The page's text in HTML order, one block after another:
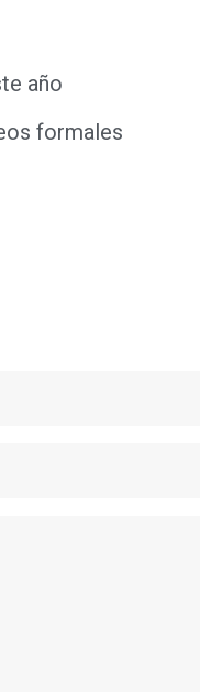
año
formales